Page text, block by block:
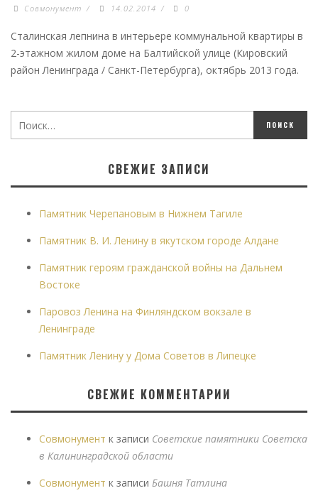
Совмонумент / 14.02.2014 / 0
Сталинская лепнина в интерьере коммунальной квартиры в
2-этажном жилом доме на Балтийской улице (Кировский
район Ленинграда / Санкт-Петербурга), октябрь 2013 года.
СВЕЖИЕ ЗАПИСИ
Памятник Черепановым в Нижнем Тагиле
Памятник В. И. Ленину в якутском городе Алдане
Памятник героям гражданской войны на Дальнем
Востоке
Паровоз Ленина на Финляндском вокзале в
Ленинграде
Памятник Ленину у Дома Советов в Липецке
СВЕЖИЕ КОММЕНТАРИИ
Совмонумент к записи Советские памятники Советска
в Калининградской области
Совмонумент к записи Башня Татлина